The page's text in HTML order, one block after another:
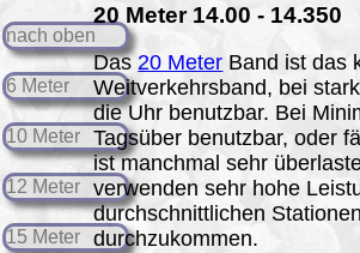
nach oben
6 Meter
10 Meter
12 Meter
15 Meter
20 Meter 14.00 - 14.350
Das20 Meter Band ist das
Weitverkehrsband, bei
die Uhr benutzbar. Bei
Tagsüber benutzbar, oder
ist manchmal sehr
verwenden sehr hohe
durchschnittlichen
durchzukommen.